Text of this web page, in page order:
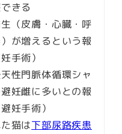
きる
（皮膚・心臓・呼
が増えるという報
手術）
性門脈体循環シャ
妊雌に多いとの報
妊手術）
猫は下部尿路疾患